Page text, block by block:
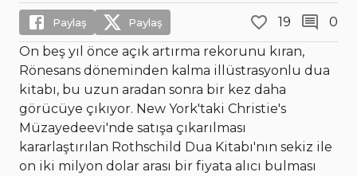
Paylaş Paylaş 19
0
On beş yıl önce açık artırma rekorunu kıran,
Rönesans döneminden kalma illüstrasyonlu dua
kitabı, bu uzun aradan sonra bir kez daha
görücüye çıkıyor. New York'taki Christie's
Müzayedeevi'nde satışa çıkarılması
kararlaştırılan Rothschild Dua Kitabı'nın sekiz ile
on iki milyon dolar arası bir fiyata alıcı bulması